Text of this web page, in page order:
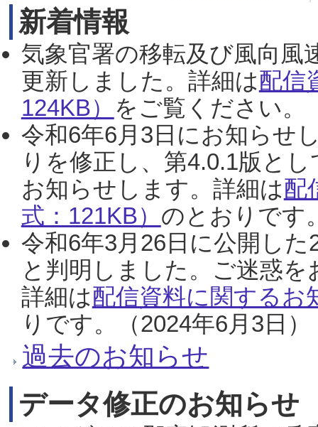
新着情報
気象官署の移転及び風向風
更新しました。詳細は配信
124KB） をご覧ください。
令和6年6月3日にお知らせ
りを修正し、第4.0.1版と
お知らせします。詳細は配
式：121KB） のとおりです
令和6年3月26日に公開し
と判明しました。ご迷惑
詳細は配信資料に関するお
りです。（2024年6月3日）
過去のお知らせ
データ修正のお知らせ